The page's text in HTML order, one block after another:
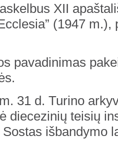
XII
(1947
pavadinimas
31 d. Turino
diecezinių teisių
Sostas išbandymo